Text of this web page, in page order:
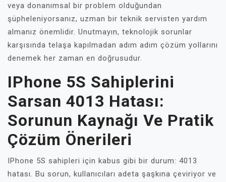
veya donanımsal bir problem olduğundan
şüpheleniyorsanız, uzman bir teknik servisten yardım
almanız önemlidir. Unutmayın, teknolojik sorunlar
karşısında telaşa kapılmadan adım adım çözüm yollarını
denemek her zaman en doğrusudur.
IPhone 5S Sahiplerini
Sarsan 4013 Hatası:
Sorunun Kaynağı Ve Pratik
Çözüm Önerileri
IPhone 5S sahipleri için kabus gibi bir durum: 4013
hatası. Bu sorun, kullanıcıları adeta şaşkına çeviriyor ve